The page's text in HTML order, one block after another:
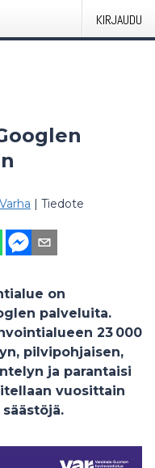
KIRJAUDU
| Tiedote
on
palveluita.
23 000
pilvipohjaisen,
ja parantaisi
vuosittain